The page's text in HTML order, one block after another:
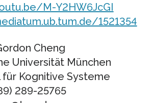
M-Y2HW6JcGI
1521354
Cheng
Universität München
für Kognitive Systeme
289-25765